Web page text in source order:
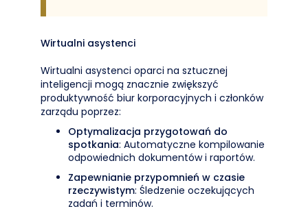
Wirtualni asystenci
Wirtualni asystenci oparci na sztucznej
inteligencji mogą znacznie zwiększyć
produktywność biur korporacyjnych i członków
zarządu poprzez:
Optymalizacja przygotowań do
spotkania: Automatyczne kompilowanie
odpowiednich dokumentów i raportów.
Zapewnianie przypomnień w czasie
rzeczywistym: Śledzenie oczekujących
zadań i terminów.